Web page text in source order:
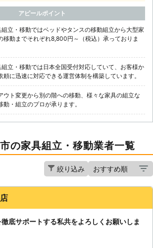
アピールポイント
立・移動ではベッドやタンスの移動組立から大型家
移動までそれぞれ8,800円～（税込）承っておりま
立・移動では日本全国受付対応していて、お客様か
頼に迅速に対応できる運営体制を構築しています。
ウト変更から別の階への移動、様々な家具の組立な
動・組立のプロが承ります。
の家具組立・移動業者一覧
絞り込み
底サポートする私共をよろしくお願いしま